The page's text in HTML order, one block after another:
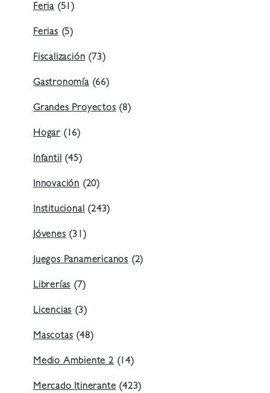
Feria (51)
Ferias(5)
Fiscalización(73)
Gastronomía(66)
Grandes Proyectos(8)
Hogar (16)
Infantil(45)
Innovación (20)
Institucional(243)
Jóvenes(31)
Juegos Panamericanos (2)
Librerías(7)
Licencias(3)
Mascotas(48)
Medio Ambiente 2(14)
Mercado Itinerante(423)